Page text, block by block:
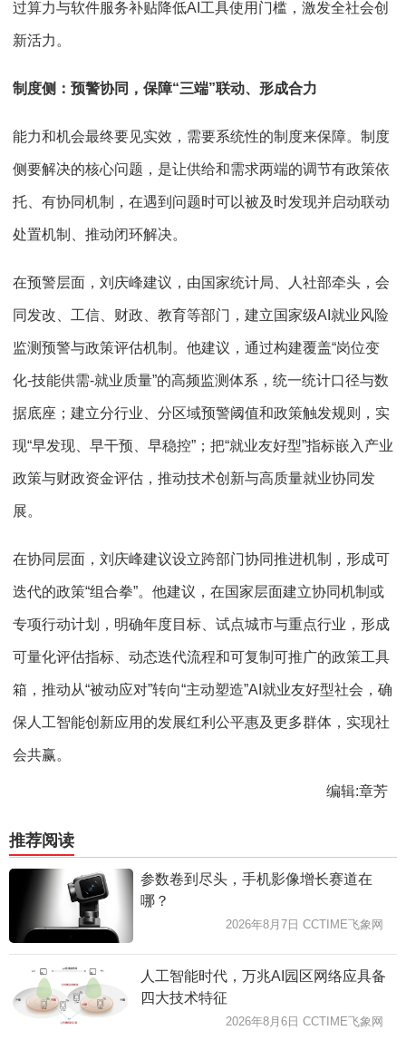
过算力与软件服务补贴降低AI工具使用门槛，激发全社会创
新活力。
制度侧：预警协同，保障“三端”联动、形成合力
能力和机会最终要见实效，需要系统性的制度来保障。制度
侧要解决的核心问题，是让供给和需求两端的调节有政策依
托、有协同机制，在遇到问题时可以被及时发现并启动联动
处置机制、推动闭环解决。
在预警层面，刘庆峰建议，由国家统计局、人社部牵头，会
同发改、工信、财政、教育等部门，建立国家级AI就业风险
监测预警与政策评估机制。他建议，通过构建覆盖“岗位变
化-技能供需-就业质量”的高频监测体系，统一统计口径与数
据底座；建立分行业、分区域预警阈值和政策触发规则，实
现“早发现、早干预、早稳控”；把“就业友好型”指标嵌入产业
政策与财政资金评估，推动技术创新与高质量就业协同发
展。
在协同层面，刘庆峰建议设立跨部门协同推进机制，形成可
迭代的政策“组合拳”。他建议，在国家层面建立协同机制或
专项行动计划，明确年度目标、试点城市与重点行业，形成
可量化评估指标、动态迭代流程和可复制可推广的政策工具
箱，推动从“被动应对”转向“主动塑造”AI就业友好型社会，确
保人工智能创新应用的发展红利公平惠及更多群体，实现社
会共赢。
编辑:章芳
推荐阅读
参数卷到尽头，手机影像增长赛道在
哪？
2026年8月7日 CCTIME飞象网
人工智能时代，万兆AI园区网络应具备
四大技术特征
2026年8月6日 CCTIME飞象网